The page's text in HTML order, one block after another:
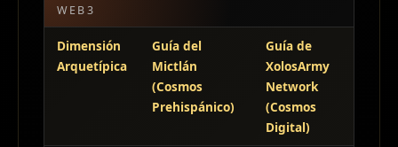
WEB3
Dimensión
Arquetípica
Guía del
Mictlán
(Cosmos
Prehispánico)
Guía de
XolosArmy
Network
(Cosmos
Digital)